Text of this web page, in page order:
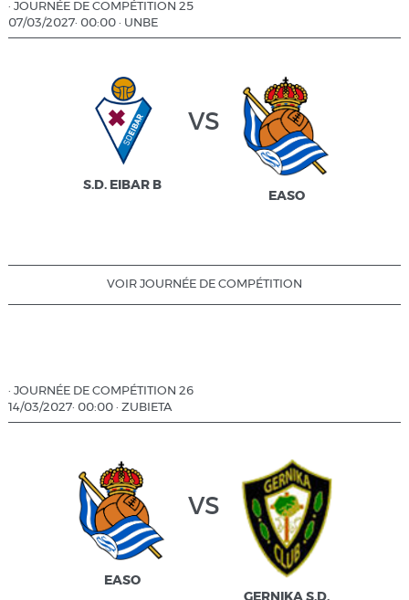
· JOURNÉE DE COMPÉTITION 25
07/03/2027· 00:00 · UNBE
S.D. EIBAR B
vs
EASO
VOIR JOURNÉE DE COMPÉTITION
· JOURNÉE DE COMPÉTITION 26
14/03/2027· 00:00 · ZUBIETA
EASO
vs